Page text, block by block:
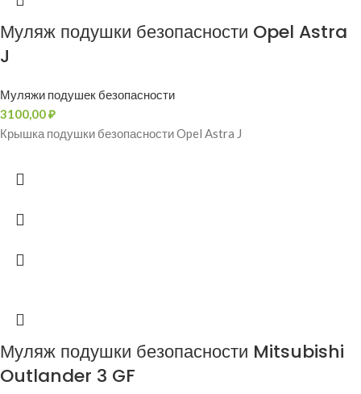
Муляж подушки безопасности Opel Astra
J
Муляжи подушек безопасности
3100,00₽
Крышка подушки безопасности Opel Astra J
Муляж подушки безопасности Mitsubishi
Outlander 3 GF